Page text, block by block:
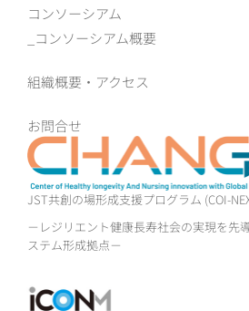
JST共創の場形成支援プログラム (COI-
－レジリエント健康長寿社会の実現を先
ステム形成拠点－
コンソーシアム
コンソーシアム概要
組織概要‧アクセス
お問合せ